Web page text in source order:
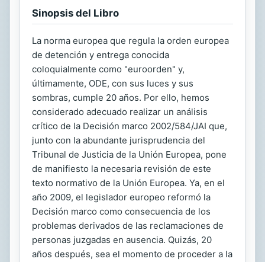
Sinopsis del Libro
La norma europea que regula la orden europea
de detención y entrega conocida
coloquialmente como "euroorden" y,
últimamente, ODE, con sus luces y sus
sombras, cumple 20 años. Por ello, hemos
considerado adecuado realizar un análisis
crítico de la Decisión marco 2002/584/JAI que,
junto con la abundante jurisprudencia del
Tribunal de Justicia de la Unión Europea, pone
de manifiesto la necesaria revisión de este
texto normativo de la Unión Europea. Ya, en el
año 2009, el legislador europeo reformó la
Decisión marco como consecuencia de los
problemas derivados de las reclamaciones de
personas juzgadas en ausencia. Quizás, 20
años después, sea el momento de proceder a la